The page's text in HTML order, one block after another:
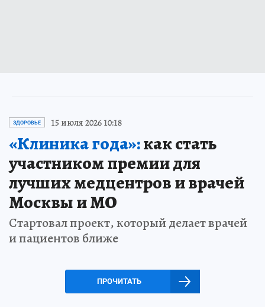
ЗДОРОВЬЕ 15 июля 2026 10:18
«Клиника года»:как стать
участником премии для
лучших медцентров и врачей
Москвы и МО
Стартовал проект, который делает врачей
и пациентов ближе
ПРОЧИТАТЬ